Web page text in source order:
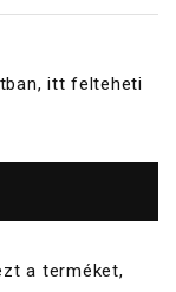
itt felteheti
a terméket,